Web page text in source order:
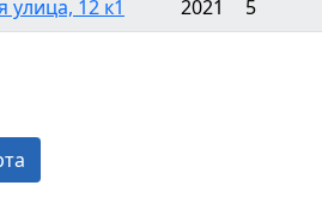
12 к1 2021 5